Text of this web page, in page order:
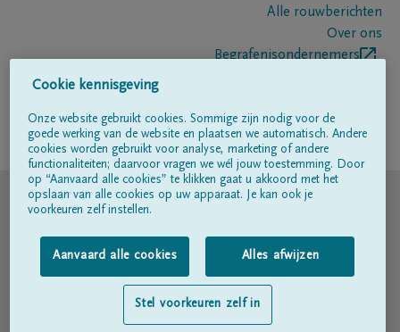
Alle rouwberichten
Over ons
Begrafenisondernemers
Volg ons op
© DELA
Gebruiksvoorwaarden
Privacyverklaring
Toegankelijkheidsverklaring
Cookie kennisgeving
Onze website gebruikt cookies. Sommige zijn nodig voor de
goede werking van de website en plaatsen we automatisch. Andere
cookies worden gebruikt voor analyse, marketing of andere
functionaliteiten; daarvoor vragen we wél jouw toestemming. Door
op “Aanvaard alle cookies” te klikken gaat u akkoord met het
opslaan van alle cookies op uw apparaat. Je kan ook je
voorkeuren zelf instellen.
Aanvaard alle cookies Alles afwijzen
Stel voorkeuren zelf in